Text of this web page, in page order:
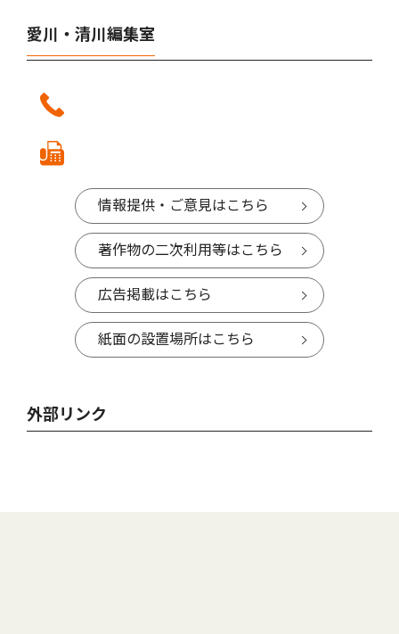
愛川・清川編集室
情報提供・ご意見はこちら
著作物の二次利用等はこちら
広告掲載はこちら
紙面の設置場所はこちら
外部リンク